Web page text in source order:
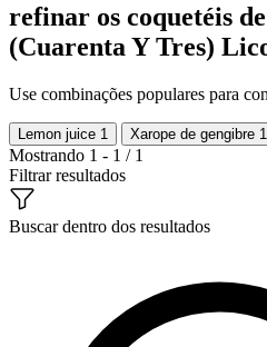
refinar os coquetéis
(Cuarenta Y Tres)
Use combinações populares para
Lemon juice 1 Xarope de gengibre 1
Mostrando 1 - 1 / 1
Filtrar resultados
Buscar dentro dos resultados